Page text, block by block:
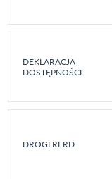
DEKLARACJA
DOSTĘPNOŚCI
DROGI RFRD